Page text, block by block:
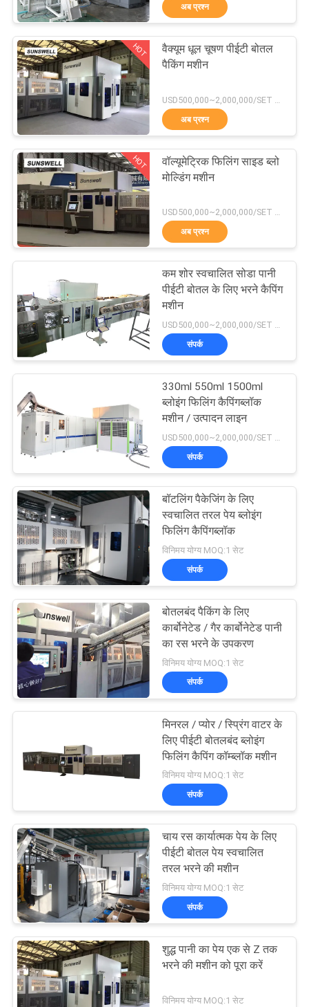
भ्रमण
गुणवत्ता
नियंत्रण
संपर्क
करें
समाचार
एक
उद्धरण
की
विनती
करे
साइटमैप
PRIVACY
POLICY
Carbonated Filling
Machine
5 Gallon Water
Filling Machine
92
कम्बाइलॉक कैपिंग भरना
74
Aluminum Can
Filling Machine
Juice Filling
Machine
Shrink Packaging
Equipment
Piston Filling
22
अब प्रश्न
HOT
वैक्यूम धूल चूषण पीईटी बोतल
पैकिंग मशीन
अब प्रश्न
HOT
वॉल्यूमेट्रिक फिलिंग साइड ब्लो
मोल्डिंग मशीन
USD500,000~2,000,000/SET MOQ:1 सेट
अब प्रश्न
कम शोर स्वचालित सोडा पानी
पीईटी बोतल के लिए भरने कैपिंग
मशीन
USD500,000~2,000,000/SET MOQ:1 सेट
संपर्क
330ml 550ml 1500ml
ब्लोइंग फिलिंग कैपिंगब्लॉक
मशीन / उत्पादन लाइन
संपर्क
बॉटलिंग पैकेजिंग के लिए
स्वचालित तरल पेय ब्लोइंग
फिलिंग कैपिंगब्लॉक
विनिमय योग्य MOQ:1 सेट
संपर्क
बोतलबंद पैकिंग के लिए
कार्बोनेटेड / गैर कार्बोनेटेड पानी
का रस भरने के उपकरण
विनिमय योग्य MOQ:1 सेट
संपर्क
मिनरल / प्योर / स्प्रिंग वाटर के
लिए पीईटी बोतलबंद ब्लोइंग
फिलिंग कैपिंग कॉम्ब्लॉक मशीन
विनिमय योग्य MOQ:1 सेट
संपर्क
चाय रस कार्यात्मक पेय के लिए
पीईटी बोतल पेय स्वचालित
तरल भरने की मशीन
विनिमय योग्य MOQ:1 सेट
संपर्क
शुद्ध पानी का पेय एक से Z तक
भरने की मशीन को पूरा करें
विनिमय योग्य MOQ:1 सेट